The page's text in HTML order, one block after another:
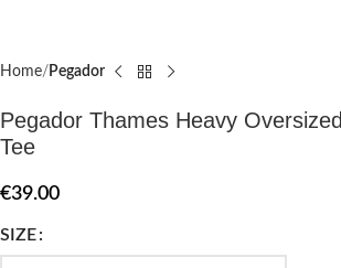
Home Pegador​
Pegador Thames Heavy
Tee
€39.00
SIZE